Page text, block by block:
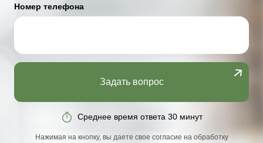
Номер телефона
Задать вопрос
Среднее время ответа 30 минут
Нажимая на кнопку, вы даете свое согласие на обработку